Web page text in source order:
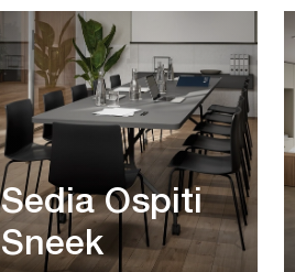
Sedia Ospiti
Sneek